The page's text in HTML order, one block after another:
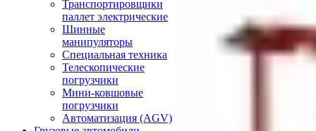
Транспортировщики
паллет электрические
Шинные
манипуляторы
Специальная техника
Телескопические
погрузчики
Мини-ковшовые
погрузчики
Автоматизация (AGV)